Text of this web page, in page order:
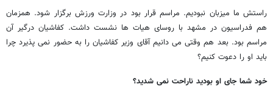
راستش ما میزبان نبودیم. مراسم قرار بود در وزارت ورزش برگزار شود. همزمان
هم فدراسیون در مشهد با روسای هیات ها نشست داشت. کفاشیان درگیر آن
مراسم بود. بعد هم وقتی می دانیم آقای وزیر کفاشیان را به حضور نمی پذیرد چرا
باید او را دعوت کنیم؟
خود شما جای او بودید ناراحت نمی شدید؟